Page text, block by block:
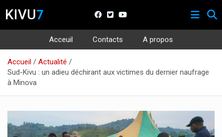
KIVU7
Acceuil Contacts
A propos
contenu
Accueil
Actualité
Sud-Kivu : un adieu déchirant aux victimes du dernier naufrage
à Minova